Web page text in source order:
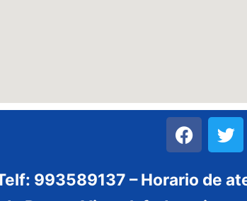
993589137 – Horario de